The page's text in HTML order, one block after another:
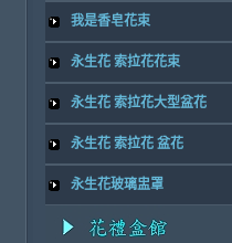
我是香皂花束
永生花 索拉花花束
永生花 索拉花大型盆花
永生花 索拉花 盆花
永生花玻璃盅罩